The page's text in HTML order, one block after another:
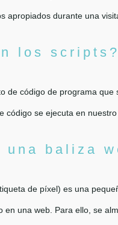
apropiados durante una
los
de código de programa
código se ejecuta en
una baliza
de píxel) es una
en una web. Para ello, se